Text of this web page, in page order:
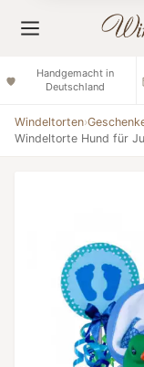
Handgemacht in
Deutschland
Windeltorten›
Windeltorte Hund für